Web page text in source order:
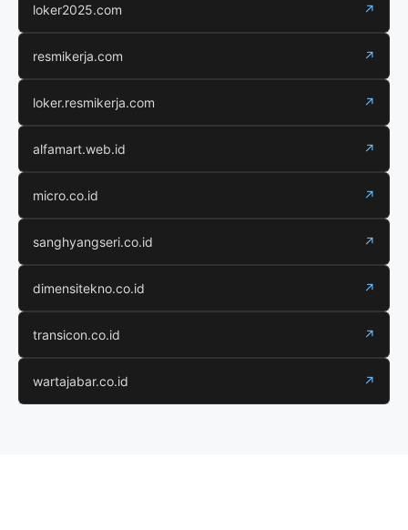
loker2025.com ↗
resmikerja.com ↗
loker.resmikerja.com ↗
alfamart.web.id ↗
micro.co.id ↗
sanghyangseri.co.id ↗
dimensitekno.co.id ↗
transicon.co.id ↗
wartajabar.co.id ↗